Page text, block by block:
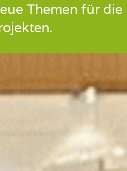
Themen für